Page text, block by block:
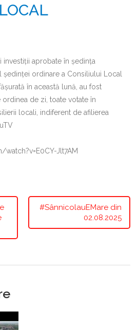
LOCAL
investiții aprobate în ședința
ședinței ordinare a Consiliului Local
în această lună, au fost
de zi, toate votate în
locali, indiferent de afilierea
Jlt7AM
#SânnicolauEMare din
02.08.2025